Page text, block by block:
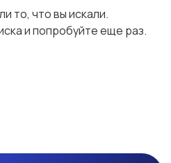
то, что вы искали.
и попробуйте еще раз.